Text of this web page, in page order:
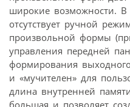
широкие возможности. В
отсутствует ручной
произвольной формы
управления передней
формирования
и «мучителен» для
длина внутренней
большая и позволяет